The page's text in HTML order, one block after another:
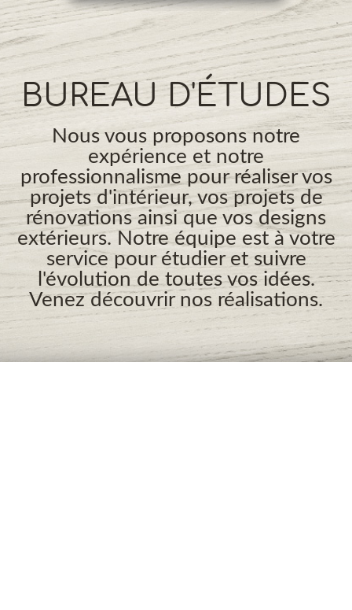
BUREAU D'ÉTUDES
Nous vous proposons notre
expérience et notre
professionnalisme pour réaliser vos
projets d'intérieur, vos projets de
rénovations ainsi que vos designs
extérieurs. Notre équipe est à votre
service pour étudier et suivre
l'évolution de toutes vos idées.
Venez découvrir nos réalisations.